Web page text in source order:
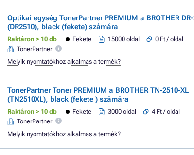
Optikai egység TonerPartner PREMIUM a BROTHER
(DR2510), black (fekete) számára
Raktáron > 10 db Fekete 15000 oldal
0 Ft / oldal
TonerPartner
Melyik nyomtatókhoz alkalmas a termék?
TonerPartner Toner PREMIUM a BROTHER TN-2510-XL
(TN2510XL), black (fekete ) számára
Raktáron > 10 db Fekete 3000 oldal
4 Ft / oldal
TonerPartner
Melyik nyomtatókhoz alkalmas a termék?